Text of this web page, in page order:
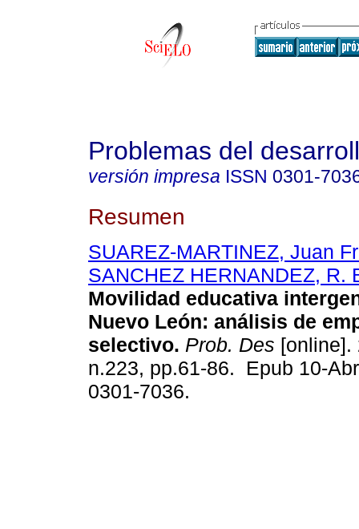
Problemas del
versión impresa ISSN 0301-
Resumen
SUAREZ-MARTINEZ, Juan
SANCHEZ HERNANDEZ, R.
Movilidad educativa
Nuevo León: análisis de
selectivo. Prob. Des [online].
n.223, pp.61-86. Epub 10-
0301-7036.